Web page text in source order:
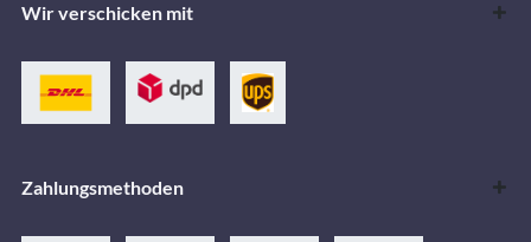
Wir verschicken mit
Zahlungsmethoden